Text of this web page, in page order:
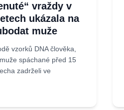
vraždy v
ukázala na
muže
vzorků DNA člověka,
spáchané před 15
zadrželi ve